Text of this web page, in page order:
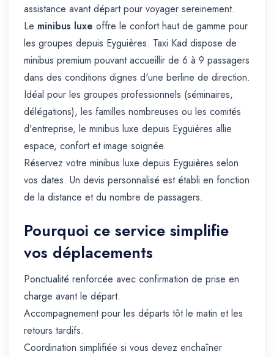
assistance avant départ pour voyager sereinement.
Le minibus luxe offre le confort haut de gamme pour
les groupes depuis Eyguières. Taxi Kad dispose de
minibus premium pouvant accueillir de 6 à 9 passagers
dans des conditions dignes d'une berline de direction.
Idéal pour les groupes professionnels (séminaires,
délégations), les familles nombreuses ou les comités
d'entreprise, le minibus luxe depuis Eyguières allie
espace, confort et image soignée.
Réservez votre minibus luxe depuis Eyguières selon
vos dates. Un devis personnalisé est établi en fonction
de la distance et du nombre de passagers.
Pourquoi ce service simplifie
vos déplacements
Ponctualité renforcée avec confirmation de prise en
charge avant le départ.
Accompagnement pour les départs tôt le matin et les
retours tardifs.
Coordination simplifiée si vous devez enchaîner